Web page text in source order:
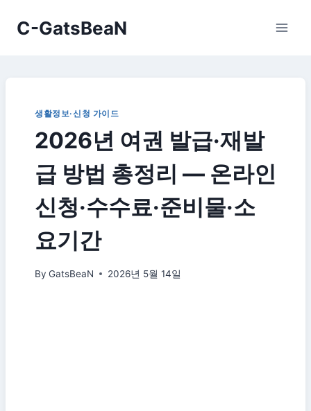
C-GatsBeaN
생활정보·신청 가이드
2026년 여권 발급·재발
급 방법 총정리 — 온라인
신청·수수료·준비물·소
요기간
By GatsBeaN 2026년 5월 14일